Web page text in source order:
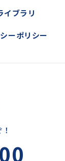
イブラリ
ーポリシー